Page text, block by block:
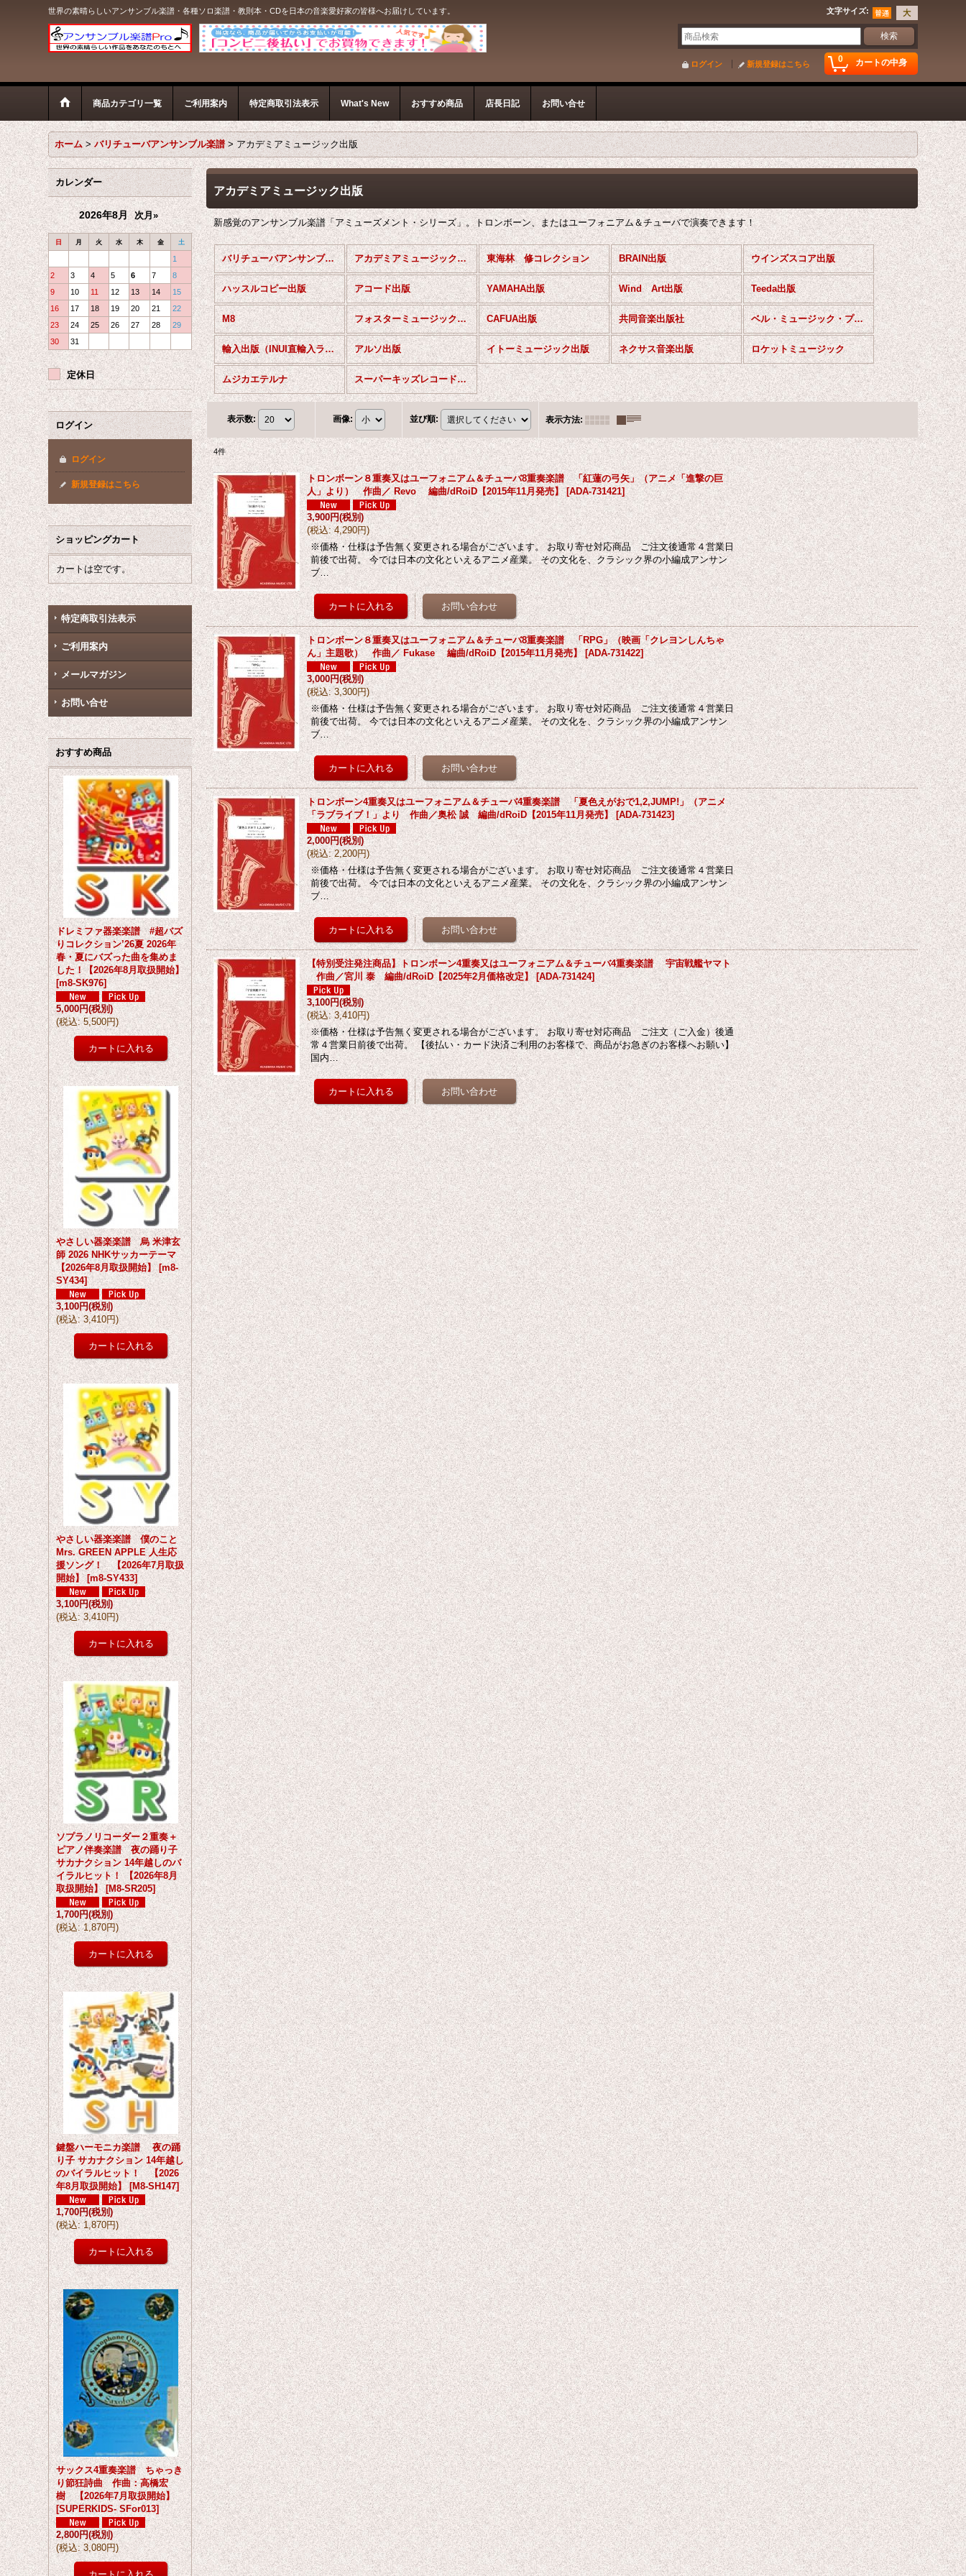
世界の素晴らしいアンサンブル楽譜・各種ソロ楽譜・教則本・CDを日本の音楽愛好家の皆様へお届けしています。 文字サイズ:
0 カートの中身
ログイン 新規登録はこちら
商品カテゴリ一覧 ご利用案内 特定商取引法表示 What's New おすすめ商品 店長日記 お問い合せ
ホーム > バリチューバアンサンブル楽譜 > アカデミアミュージック出版
カレンダー
2026年8月 次月»
日 月 火 水 木 金 土
1
2
3 4 5 6 7
8
9
10 11 12 13 14
15
16
17 18 19 20 21
22
23
24 25 26 27 28
29
30
31
定休日
ログイン
ログイン
新規登録はこちら
ショッピングカート
カートは空です。
特定商取引法表示
ご利用案内
メールマガジン
お問い合せ
おすすめ商品
ドレミファ器楽楽譜 #超バズ
りコレクション’26夏 2026年
春・夏にバズった曲を集めま
した！【2026年8月取扱開始】
[m8-SK976]
5,000円(税別)
(税込: 5,500円)
やさしい器楽楽譜 烏 米津玄
師 2026 NHKサッカーテーマ
【2026年8月取扱開始】 [m8-
SY434]
3,100円(税別)
(税込: 3,410円)
やさしい器楽楽譜 僕のこと
Mrs. GREEN APPLE 人生応
援ソング！ 【2026年7月取扱
開始】 [m8-SY433]
3,100円(税別)
(税込: 3,410円)
ソプラノリコーダー２重奏＋
ピアノ伴奏楽譜 夜の踊り子
サカナクション 14年越しのバ
イラルヒット！ 【2026年8月
取扱開始】 [M8-SR205]
1,700円(税別)
(税込: 1,870円)
鍵盤ハーモニカ楽譜 夜の踊
り子 サカナクション 14年越し
のバイラルヒット！ 【2026
年8月取扱開始】 [M8-SH147]
1,700円(税別)
(税込: 1,870円)
サックス4重奏楽譜 ちゃっき
り節狂詩曲 作曲：高橋宏
樹 【2026年7月取扱開始】
[SUPERKIDS- SFor013]
2,800円(税別)
(税込: 3,080円)
アカデミアミュージック出版
新感覚のアンサンブル楽譜「アミューズメント・シリーズ」。トロンボーン、またはユーフォニアム＆チューバで演奏できます！
バリチューバアンサンブル楽譜 (全商品) アカデミアミュージック出版 東海林 修コレクション BRAIN出版 ウインズスコア出版
ハッスルコピー出版 アコード出版 YAMAHA出版 Wind Art出版 Teeda出版
M8 フォスターミュージック出版 CAFUA出版 共同音楽出版社 ベル・ミュージック・プレス出版
輸入出版（INUI直輸入ライブラリー） アルソ出版 イトーミュージック出版 ネクサス音楽出版 ロケットミュージック
ムジカエテルナ スーパーキッズレコード出版
表示数: 画像: 並び順: 表示方法:
4件
トロンボーン８重奏又はユーフォニアム＆チューバ8重奏楽譜 「紅蓮の弓矢」（アニメ「進撃の巨
人」より） 作曲／ Revo 編曲/dRoiD【2015年11月発売】 [ADA-731421]
3,900円(税別)
(税込: 4,290円)
※価格・仕様は予告無く変更される場合がございます。 お取り寄せ対応商品 ご注文後通常４営業日
前後で出荷。 今では日本の文化といえるアニメ産業。 その文化を、クラシック界の小編成アンサン
ブ…
トロンボーン８重奏又はユーフォニアム＆チューバ8重奏楽譜 「RPG」（映画「クレヨンしんちゃ
ん」主題歌） 作曲／ Fukase 編曲/dRoiD【2015年11月発売】 [ADA-731422]
3,000円(税別)
(税込: 3,300円)
※価格・仕様は予告無く変更される場合がございます。 お取り寄せ対応商品 ご注文後通常４営業日
前後で出荷。 今では日本の文化といえるアニメ産業。 その文化を、クラシック界の小編成アンサン
ブ…
トロンボーン4重奏又はユーフォニアム＆チューバ4重奏楽譜 「夏色えがおで1,2,JUMP!」（アニメ
「ラブライブ！」より 作曲／奥松 誠 編曲/dRoiD【2015年11月発売】 [ADA-731423]
2,000円(税別)
(税込: 2,200円)
※価格・仕様は予告無く変更される場合がございます。 お取り寄せ対応商品 ご注文後通常４営業日
前後で出荷。 今では日本の文化といえるアニメ産業。 その文化を、クラシック界の小編成アンサン
ブ…
【特別受注発注商品】トロンボーン4重奏又はユーフォニアム＆チューバ4重奏楽譜 宇宙戦艦ヤマト
作曲／宮川 泰 編曲/dRoiD【2025年2月価格改定】 [ADA-731424]
3,100円(税別)
(税込: 3,410円)
※価格・仕様は予告無く変更される場合がございます。 お取り寄せ対応商品 ご注文（ご入金）後通
常４営業日前後で出荷。 【後払い・カード決済ご利用のお客様で、商品がお急ぎのお客様へお願い】
国内…